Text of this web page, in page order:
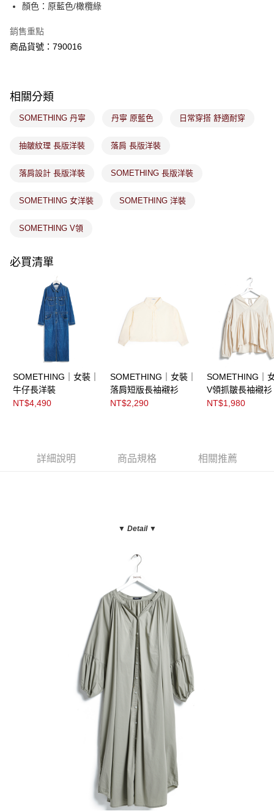
１．透過由恩沛科技股份有限公司提供之「AFTEE先享後付」服務完成之交
易，需依本服務之必要範圍內提供個人資料，並將交易相關給付款項請求債
權轉讓予恩沛科技股份有限公司。
「AFTEE先享後付」，若未經同意申辦者引起之損失，本公司不負相關責
任。
４．使用「AFTEE先享後付」時，將依據個別帳號之用戶狀況，依本公司即
時審查核予不同之上限額度；若仍有額度不足之情形，本公司將視審查結果
５．嚴禁一人註冊多個帳號或使用他人資訊註冊。若發現惡意使用之情形，
7-11取貨付款
每筆NT$80，滿NT$1,800(含以上)免運費
付款後7-11取貨
每筆NT$100，滿NT$1,800(含以上)免運費
免運費
顏色：原藍色/橄欖綠
銷售重點
商品貨號：790016
相關分類
SOMETHING 丹寧 丹寧 原藍色 日常穿搭 舒適耐穿
抽皺紋理 長版洋裝 落肩 長版洋裝
落肩設計 長版洋裝 SOMETHING 長版洋裝
SOMETHING 女洋裝 SOMETHING 洋裝
SOMETHING V領
必買清單
SOMETHING｜女裝｜
牛仔長洋裝
NT$4,490
SOMETHING｜女裝｜
落肩短版長袖襯衫
NT$2,290
SOMETHING｜
V領抓皺長袖襯衫
NT$1,980
詳細說明 商品規格 相關推薦
▼ Detail ▼